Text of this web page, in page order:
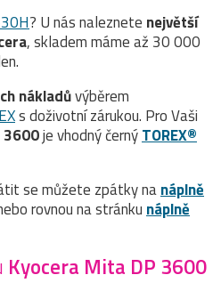
? U nás naleznete největší
, skladem máme až 30 000
nákladůvýběrem
s doživotní zárukou. Pro Vaši
3600je vhodný černýTOREX®
se můžete zpátky nanáplně
rovnou na stránku náplně
Kyocera Mita DP 3600